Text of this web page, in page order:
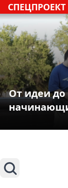
СПЕЦПРОЕКТ
От идеи
Поиск